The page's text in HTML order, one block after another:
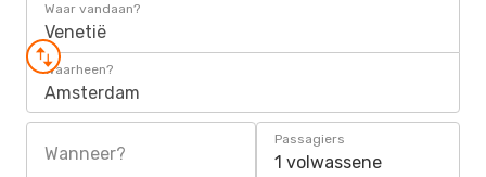
Waar vandaan?
Venetië
Waarheen?
Amsterdam
Wanneer?
Passagiers
1 volwassene